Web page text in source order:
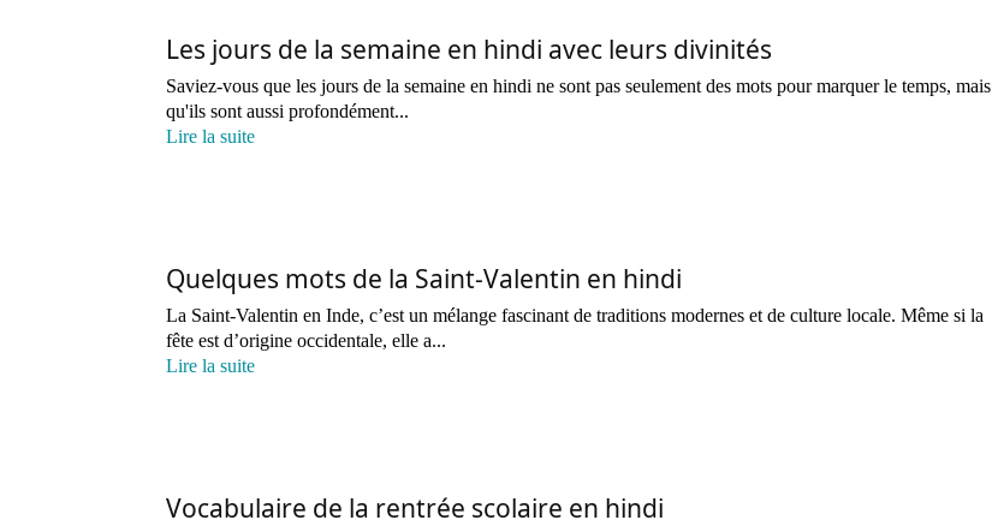
Les jours de la semaine en hindi avec leurs divinités
Saviez-vous que les jours de la semaine en hindi ne sont pas seulement des mots pour marquer le temps, mais
qu'ils sont aussi profondément...
Lire la suite
Quelques mots de la Saint-Valentin en hindi
La Saint-Valentin en Inde, c’est un mélange fascinant de traditions modernes et de culture locale. Même si la
fête est d’origine occidentale, elle a...
Lire la suite
Vocabulaire de la rentrée scolaire en hindi